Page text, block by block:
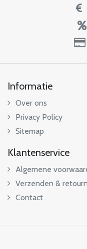
Informatie
Over ons
Privacy Policy
Sitemap
Klantenservice
Algemene
Verzenden &
Contact